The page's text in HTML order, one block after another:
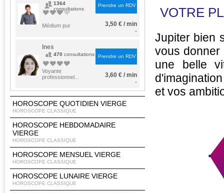
1364
consultations
Médium pur
Prendre un RDV
3,50 € / min
-
Ines
470 consultations
Voyante
professionnel...
Prendre un RDV
3,60 € / min
-
HOROSCOPE QUOTIDIEN VIERGE
HOROSCOPE CLASSIQUE
HOROSCOPE HEBDOMADAIRE
VIERGE
HOROSCOPE CLASSIQUE
HOROSCOPE MENSUEL VIERGE
HOROSCOPE CLASSIQUE
HOROSCOPE LUNAIRE VIERGE
HOROSCOPE CLASSIQUE
VOTRE
Jupiter bien
vous donner
une belle
et vos